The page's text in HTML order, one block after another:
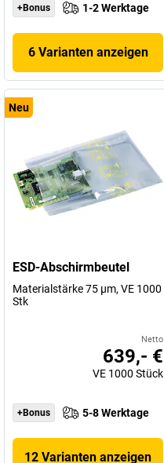
+Bonus
1-2 Werktage
6 Varianten anzeigen
Neu
ESD-Abschirmbeutel
Materialstärke 75 µm, VE 1000
Stk
Netto
639,- €
VE 1000 Stück
+Bonus 5-8 Werktage
12 Varianten anzeigen